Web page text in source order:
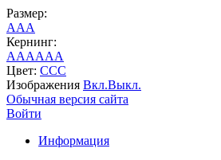
Размер:
AAA
Кернинг:
AAAAAA
Цвет: CCC
Изображения Вкл.Выкл.
Обычная версия сайта
Войти
Информация